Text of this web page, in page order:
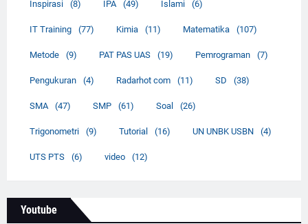
Inspirasi (8) IPA (49) Islami (6)
IT Training (77) Kimia (11) Matematika (107)
Metode (9) PAT PAS UAS (19) Pemrograman (7)
Pengukuran (4) Radarhot com (11) SD (38)
SMA (47) SMP (61) Soal (26)
Trigonometri (9) Tutorial (16) UN UNBK USBN (4)
UTS PTS (6) video (12)
Youtube